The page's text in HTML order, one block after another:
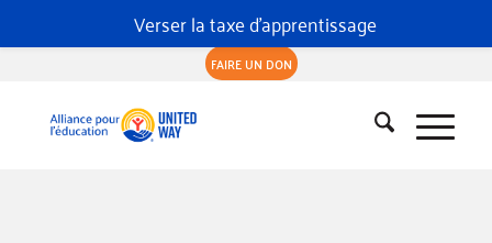
FAIRE UN DON
Verser la taxe d'apprentissage